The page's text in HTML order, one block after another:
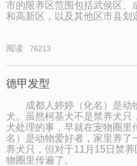
市的限养区范围包括武侯区、
和高新区，以及其他区市县划
阅读 76213
德甲发型
成都人婷婷（化名）是动
犬。虽然柯基犬不是禁养犬只
犬处理的事，早就在宠物圈
名）是动物爱好者，家里养了
养犬只，但对于11月15日禁
物圈里传遍了。